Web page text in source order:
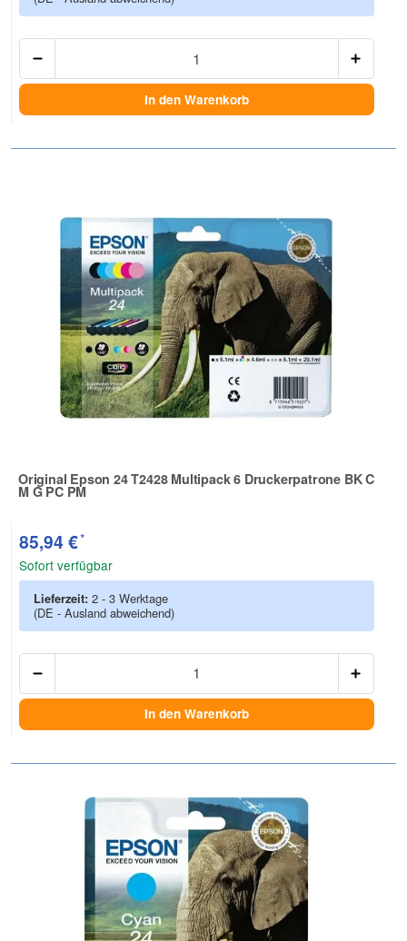
In den Warenkorb
Original Epson 24 T2428 Multipack 6 Druckerpatrone BK C
M G PC PM
Zur Artikelbewertung
85,94 €*
Sofort verfügbar
Lieferzeit: 2 - 3 Werktage
(DE - Ausland abweichend)
In den Warenkorb